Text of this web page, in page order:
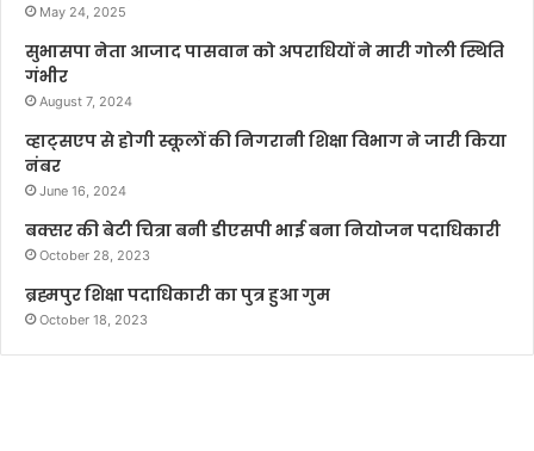
May 24, 2025
सुभासपा नेता आजाद पासवान को अपराधियों ने मारी गोली स्थिति
गंभीर
August 7, 2024
व्हाट्सएप से होगी स्कूलों की निगरानी शिक्षा विभाग ने जारी किया
नंबर
June 16, 2024
बक्सर की बेटी चित्रा बनी डीएसपी भाई बना नियोजन पदाधिकारी
October 28, 2023
ब्रह्मपुर शिक्षा पदाधिकारी का पुत्र हुआ गुम
October 18, 2023